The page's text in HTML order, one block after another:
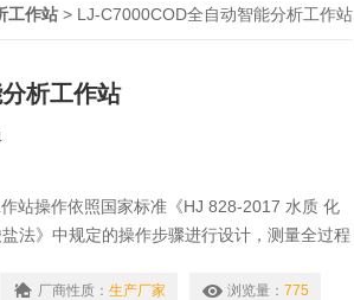
工作站 > LJ-C7000COD全自动智能分析工作站
析工作站
站操作依照国家标准《HJ 828-2017 水质 化
法》中规定的操作步骤进行设计，测量全过程
厂商性质： 生产厂家 浏览量： 775